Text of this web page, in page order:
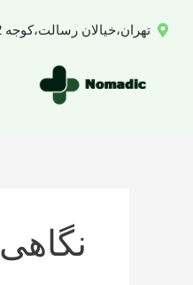
تهران،خیالان رسالت،کوجه 12،پلاک 234
نگاهی